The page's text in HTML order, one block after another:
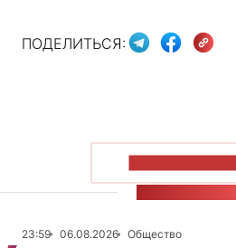
ПОДЕЛИТЬСЯ:
23:59 06.08.2026
Общество